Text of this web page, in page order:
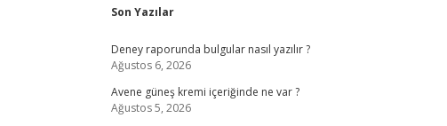
Sidebar
Son Yazılar
Deney raporunda bulgular nasıl yazılır ?
Ağustos 6, 2026
Avene güneş kremi içeriğinde ne var ?
Ağustos 5, 2026